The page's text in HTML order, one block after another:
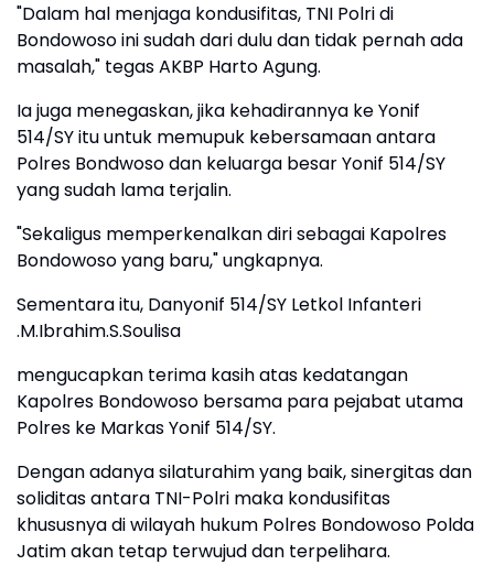
"Dalam hal menjaga kondusifitas, TNI Polri di
Bondowoso ini sudah dari dulu dan tidak pernah ada
masalah," tegas AKBP Harto Agung.
Ia juga menegaskan, jika kehadirannya ke Yonif
514/SY itu untuk memupuk kebersamaan antara
Polres Bondwoso dan keluarga besar Yonif 514/SY
yang sudah lama terjalin.
"Sekaligus memperkenalkan diri sebagai Kapolres
Bondowoso yang baru," ungkapnya.
Sementara itu, Danyonif 514/SY Letkol Infanteri
.M.Ibrahim.S.Soulisa
mengucapkan terima kasih atas kedatangan
Kapolres Bondowoso bersama para pejabat utama
Polres ke Markas Yonif 514/SY.
Dengan adanya silaturahim yang baik, sinergitas dan
soliditas antara TNI-Polri maka kondusifitas
khususnya di wilayah hukum Polres Bondowoso Polda
Jatim akan tetap terwujud dan terpelihara.